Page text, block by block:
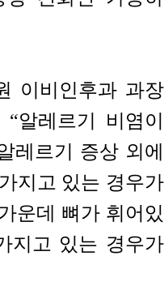
이비인후과 과장
알레르기 비염이
레르기 증상 외에
지고 있는 경우가
운데 뼈가 휘어있
지고 있는 경우가